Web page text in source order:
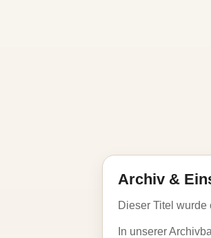
Archiv &
Dieser Titel wurde
In unserer